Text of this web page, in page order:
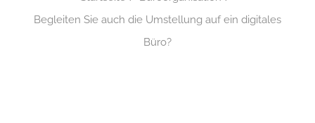
Begleiten Sie auch die Umstellung auf ein digitales
Büro?